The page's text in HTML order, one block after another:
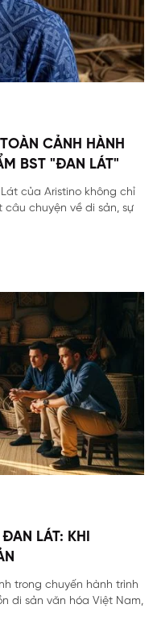
CẢNH HÀNH
BST "ĐAN LÁT"
của Aristino không chỉ
chuyện về di sản, sự
LÁT: KHI
trong chuyến hành trình
di sản văn hóa Việt Nam,